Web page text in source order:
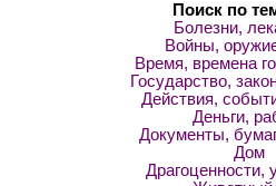
Поиск по
Болезни,
Войны,
Время, времена
Государство,
Действия,
Деньги,
Документы,
Дом
Драгоценности,